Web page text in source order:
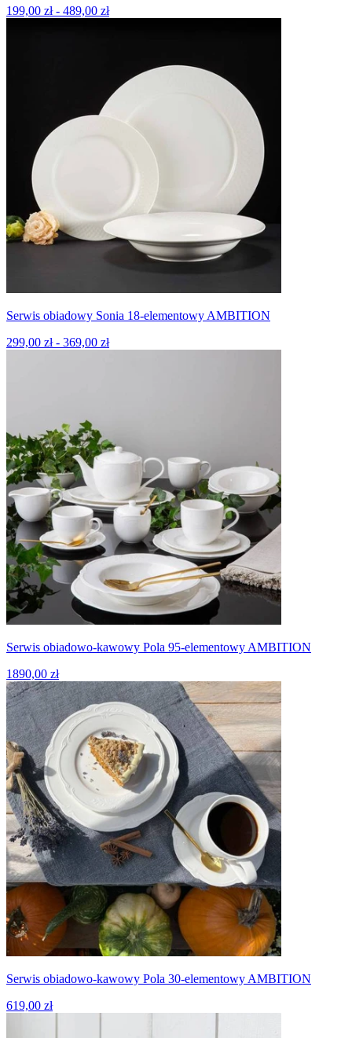
199,00 zł - 489,00 zł
Serwis obiadowy Sonia 18-elementowy AMBITION
299,00 zł - 369,00 zł
Serwis obiadowo-kawowy Pola 95-elementowy AMBITION
1890,00 zł
Serwis obiadowo-kawowy Pola 30-elementowy AMBITION
619,00 zł